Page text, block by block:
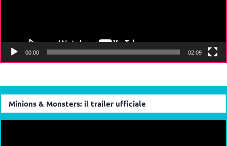
00:00 02:09
Minions & Monsters: il trailer ufficiale